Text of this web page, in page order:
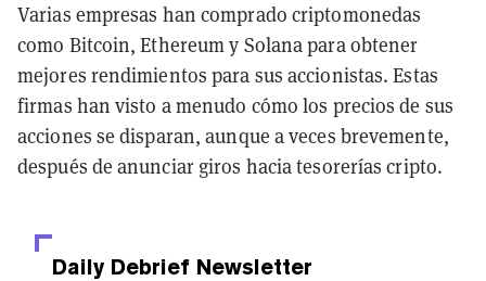
Varias empresas han comprado criptomonedas
como Bitcoin, Ethereum y Solana para obtener
mejores rendimientos para sus accionistas. Estas
firmas han visto a menudo cómo los precios de sus
acciones se disparan, aunque a veces brevemente,
después de anunciar giros hacia tesorerías cripto.
Daily Debrief Newsletter